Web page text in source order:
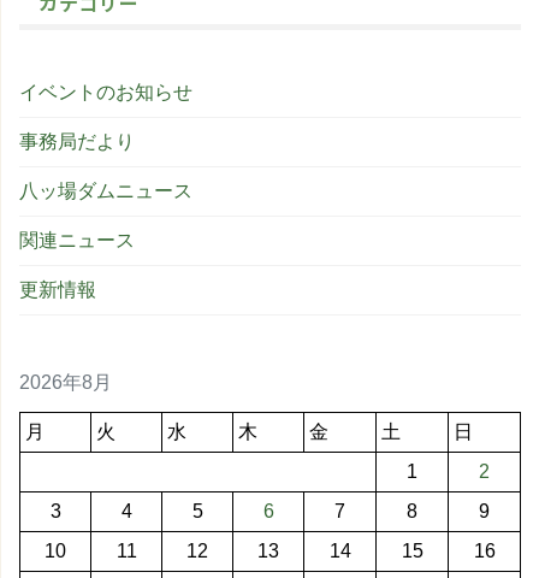
イベントのお知らせ
事務局だより
八ッ場ダムニュース
関連ニュース
更新情報
2026年8月
月 火 水 木 金 土
日
1
2
3
4 5 6 7 8
9
10
11 12 13 14 15
16